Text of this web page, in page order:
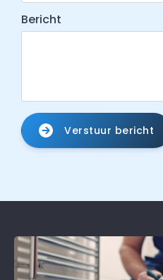
Bericht
Verstuur bericht